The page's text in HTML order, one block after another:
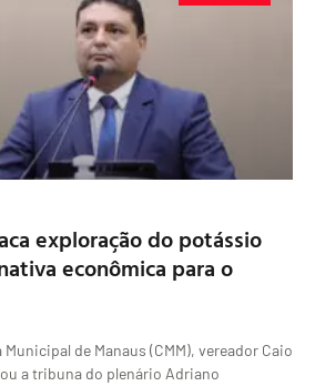
exploração do potássio
econômica para o
de Manaus (CMM), vereador Caio
a tribuna do plenário Adriano